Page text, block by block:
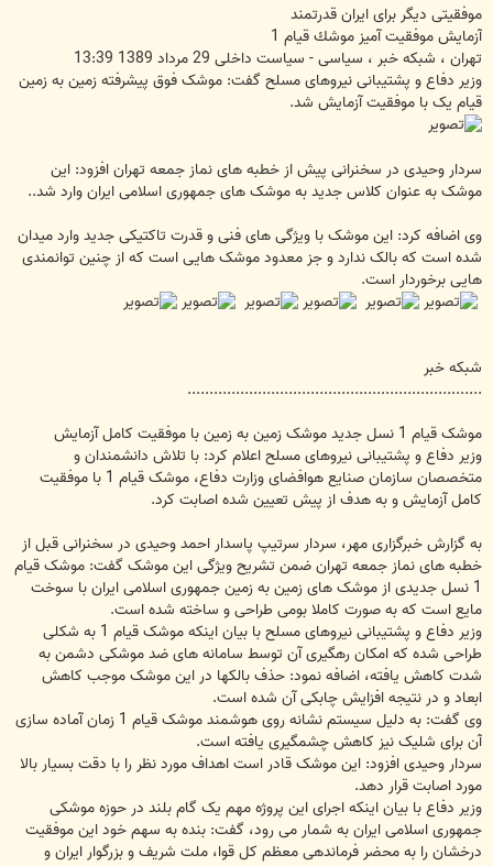
ت
موفقیتی دیگر برای ایران قدرتمند
آزمایش موفقیت آمیز موشك قیام 1
تهران ، شبکه خبر ، سیاسی - سیاست داخلی 29 مرداد 1389 13:39
وزیر دفاع و پشتیبانی نیروهای مسلح گفت: موشک فوق پیشرفته زمین به زمین
قیام یک با موفقیت آزمایش شد.
سردار وحیدی در سخنرانی پیش از خطبه های نماز جمعه تهران افزود: این
موشک به عنوان کلاس جدید به موشک های جمهوری اسلامی ایران وارد شد..
وی اضافه کرد: این موشک با ویژگی های فنی و قدرت تاکتیکی جدید وارد میدان
شده است که بالک ندارد و جز معدود موشک هایی است که از چنین توانمندی
هایی برخوردار است.
شبکه خبر
...................................................................
موشک قیام 1 نسل جدید موشک زمین به زمین با موفقیت کامل آزمایش
وزیر دفاع و پشتیبانی نیروهای مسلح اعلام کرد: با تلاش دانشمندان و
متخصصان سازمان صنایع هوافضای وزارت دفاع، موشک قیام 1 با موفقیت
کامل آزمایش و به هدف از پیش تعیین شده اصابت کرد.
به گزارش خبرگزاری مهر، سردار سرتیپ پاسدار احمد وحیدی در سخنرانی قبل از
خطبه های نماز جمعه تهران ضمن تشریح ویژگی این موشک گفت: موشک قیام
1 نسل جدیدی از موشک های زمین به زمین جمهوری اسلامی ایران با سوخت
مایع است که به صورت کاملا بومی طراحی و ساخته شده است.
وزیر دفاع و پشتیبانی نیروهای مسلح با بیان اینکه موشک قیام 1 به شکلی
طراحی شده که امکان رهگیری آن توسط سامانه های ضد موشکی دشمن به
شدت کاهش یافته، اضافه نمود: حذف بالکها در این موشک موجب کاهش
ابعاد و در نتیجه افزایش چابکی آن شده است.
وی گفت: به دلیل سیستم نشانه روی هوشمند موشک قیام 1 زمان آماده سازی
آن برای شلیک نیز کاهش چشمگیری یافته است.
سردار وحیدی افزود: این موشک قادر است اهداف مورد نظر را با دقت بسیار بالا
مورد اصابت قرار دهد.
وزیر دفاع با بیان اینکه اجرای این پروژه مهم یک گام بلند در حوزه موشکی
جمهوری اسلامی ایران به شمار می رود، گفت: بنده به سهم خود این موفقیت
درخشان را به محضر فرماندهی معظم کل قوا، ملت شریف و بزرگوار ایران و